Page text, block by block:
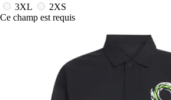
3XL
2XS
Ce champ est requis